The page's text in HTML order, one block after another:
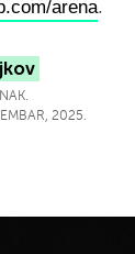
arena.
2025.